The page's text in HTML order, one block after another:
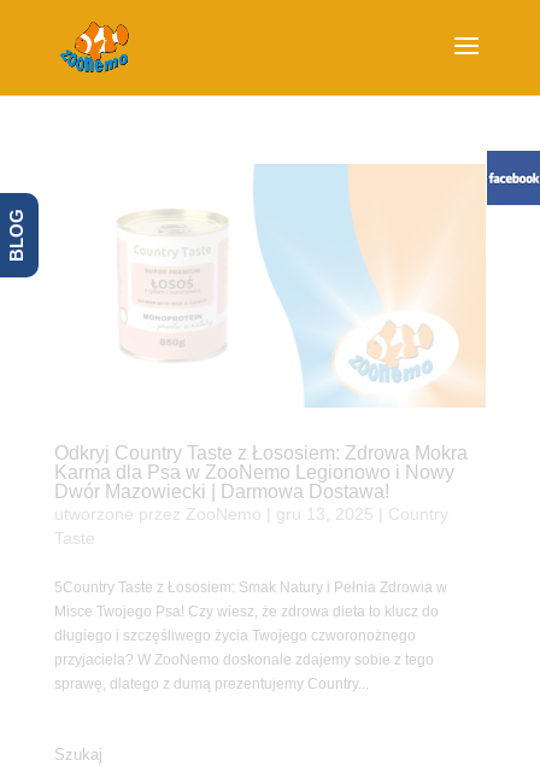
Odkryj Country Taste z Łososiem: Zdrowa Mokra
Karma dla Psa w ZooNemo Legionowo i Nowy
Dwór Mazowiecki | Darmowa Dostawa!
utworzone przez ZooNemo gru 13, 2025
Country
Taste
5Country Taste z Łososiem: Smak Natury i Pełnia Zdrowia w
Misce Twojego Psa! Czy wiesz, że zdrowa dieta to klucz do
długiego i szczęśliwego życia Twojego czworonożnego
przyjaciela? W ZooNemo doskonale zdajemy sobie z tego
sprawę, dlatego z dumą prezentujemy Country...
Szukaj
BLOG